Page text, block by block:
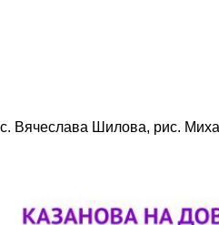
Вячеслава Шилова, рис.